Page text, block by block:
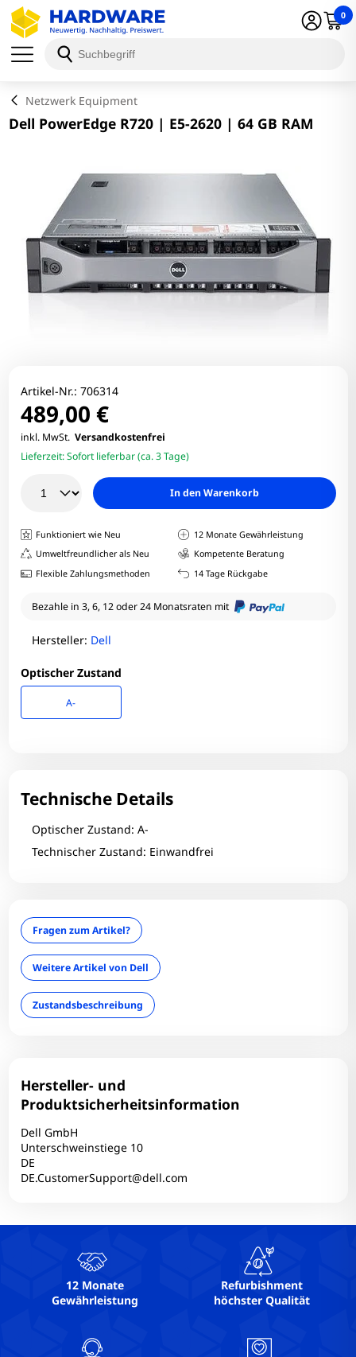
0
Netzwerk Equipment
Dell PowerEdge R720 | E5-2620 | 64 GB RAM
Artikel-Nr.: 706314
489,00 €
inkl. MwSt. Versandkostenfrei
Lieferzeit:Sofort lieferbar (ca. 3 Tage)
In den Warenkorb
Funktioniert wie Neu
12 Monate Gewährleistung
Umweltfreundlicher als Neu
Kompetente Beratung
Flexible Zahlungsmethoden
14 Tage Rückgabe
Bezahle in 3, 6, 12 oder 24 Monatsraten mit
Hersteller: Dell
Optischer Zustand
A-
Technische Details
Optischer Zustand: A-
Technischer Zustand: Einwandfrei
Fragen zum Artikel?
Weitere Artikel von Dell
Zustandsbeschreibung
Hersteller- und
Produktsicherheitsinformation
Dell GmbH
Unterschweinstiege 10
DE
DE.CustomerSupport@dell.com
Zum Zoomen tippen
Schließen
12 Monate
Gewährleistung
Refurbishment
höchster Qualität